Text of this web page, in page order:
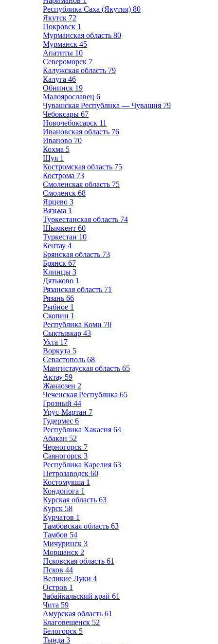
Республика Саха (Якутия) 80
Якутск 72
Покровск 1
Мурманская область 80
Мурманск 45
Апатиты 10
Североморск 7
Калужская область 79
Калуга 46
Обнинск 19
Малоярославец 6
Чувашская Республика — Чувашия 79
Чебоксары 67
Новочебоксарск 11
Ивановская область 76
Иваново 70
Кохма 5
Шуя 1
Костромская область 75
Кострома 73
Смоленская область 75
Смоленск 68
Ярцево 3
Вязьма 1
Туркестанская область 74
Шымкент 60
Туркестан 10
Кентау 4
Брянская область 73
Брянск 67
Клинцы 3
Дятьково 1
Рязанская область 71
Рязань 66
Рыбное 1
Скопин 1
Республика Коми 70
Сыктывкар 43
Ухта 17
Воркута 5
Севастополь 68
Мангистауская область 65
Актау 59
Жанаозен 2
Чеченская Республика 65
Грозный 44
Урус-Мартан 7
Гудермес 6
Республика Хакасия 64
Абакан 52
Черногорск 7
Саяногорск 3
Республика Карелия 63
Петрозаводск 60
Костомукша 1
Кондопога 1
Курская область 63
Курск 58
Курчатов 1
Тамбовская область 63
Тамбов 54
Мичуринск 3
Моршанск 2
Псковская область 61
Псков 44
Великие Луки 4
Остров 1
Забайкальский край 61
Чита 59
Амурская область 61
Благовещенск 52
Белогорск 5
Тында 3